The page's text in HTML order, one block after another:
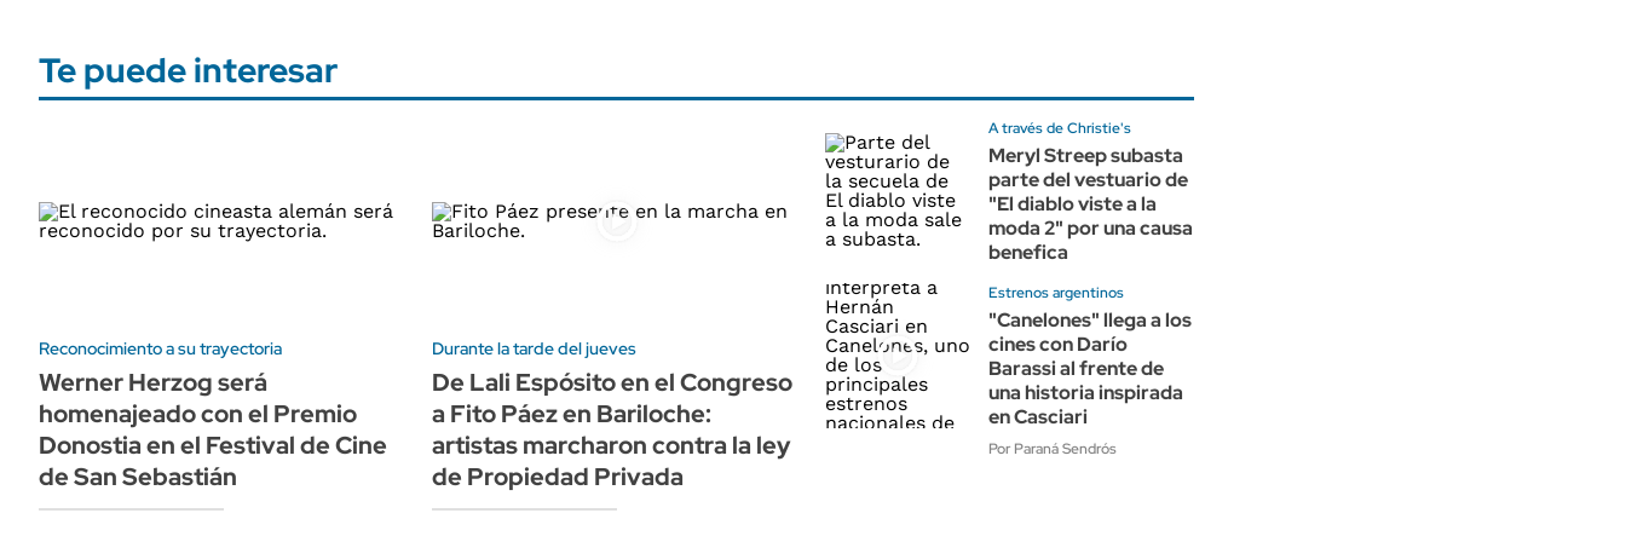
Te puede interesar
Reconocimiento a su trayectoria
Werner Herzog será
homenajeado con el Premio
Donostia en el Festival de Cine
de San Sebastián
Durante la tarde del jueves
De Lali Espósito en el Congreso
a Fito Páez en Bariloche:
artistas marcharon contra la ley
de Propiedad Privada
A través de Christie's
Meryl Streep subasta
parte del vestuario de
"El diablo viste a la
moda 2" por una causa
benefica
Estrenos argentinos
"Canelones" llega a los
cines con Darío
Barassi al frente de
una historia inspirada
en Casciari
Por Paraná Sendrós